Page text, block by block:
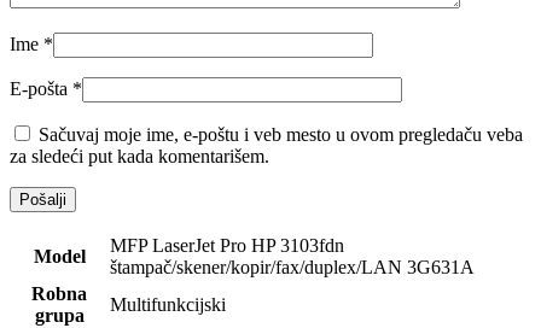
Ime *
E-pošta *
Sačuvaj moje ime, e-poštu i veb mesto u ovom pregledaču veba
za sledeći put kada komentarišem.
Model
MFP LaserJet Pro HP 3103fdn
štampač/skener/kopir/fax/duplex/LAN 3G631A
Robna
grupa
Multifunkcijski